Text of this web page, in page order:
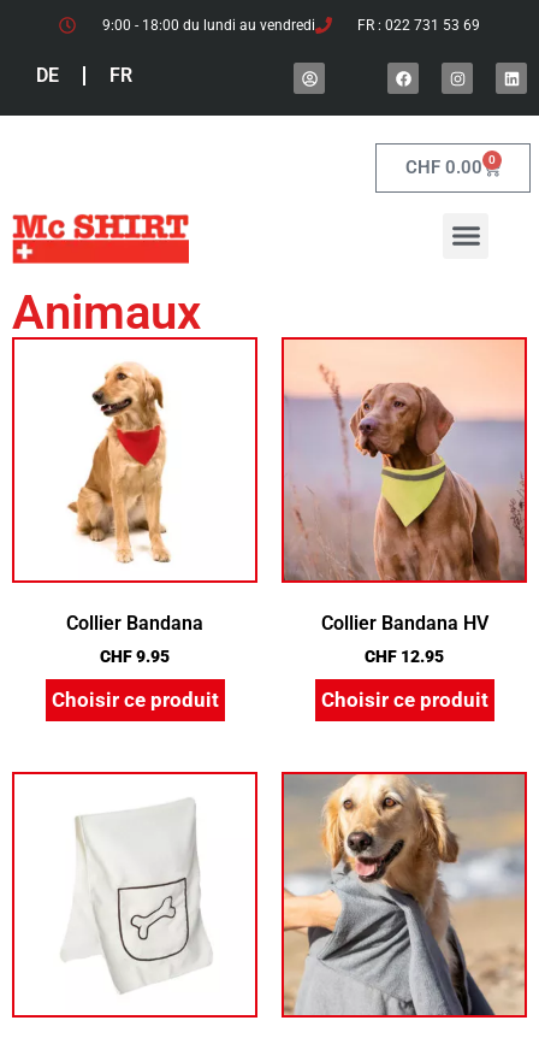
9:00 - 18:00 du lundi au vendredi FR : 022 731 53 69
DE FR
CHF 0.00 0
Animaux
Collier Bandana
CHF9.95
Choisir ce produit
Collier Bandana HV
CHF 12.95
Choisir ce produit